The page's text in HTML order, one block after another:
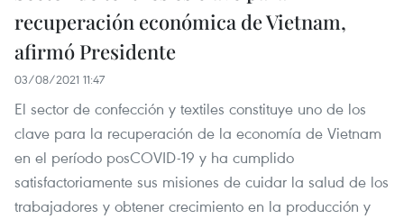
recuperación económica de Vietnam,
afirmó Presidente
03/08/2021 11:47
El sector de confección y textiles constituye uno de los
clave para la recuperación de la economía de Vietnam
en el período posCOVID-19 y ha cumplido
satisfactoriamente sus misiones de cuidar la salud de los
trabajadores y obtener crecimiento en la producción y